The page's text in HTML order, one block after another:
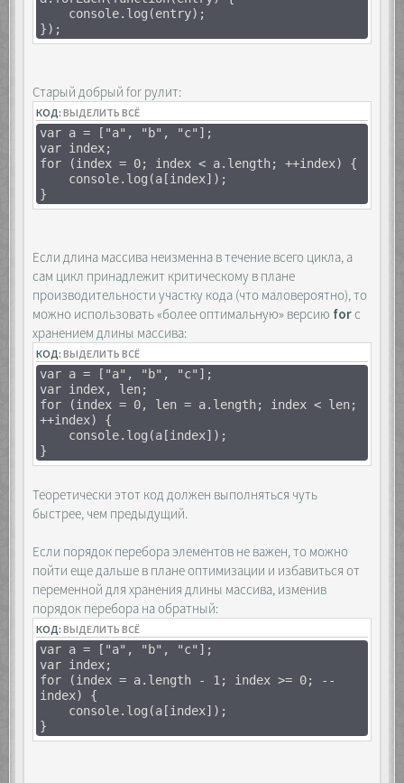
console.log(entry);
});
Старый добрый for рулит:
КОД:ВЫДЕЛИТЬ ВСЁ
var a = ["a", "b", "c"];
var index;
for (index = 0; index < a.length; ++index) {
console.log(a[index]);
}
Если длина массива неизменна в течение всего цикла, а
сам цикл принадлежит критическому в плане
производительности участку кода (что маловероятно), то
можно использовать «более оптимальную» версию forс
хранением длины массива:
КОД:ВЫДЕЛИТЬ ВСЁ
var a = ["a", "b", "c"];
var index, len;
for (index = 0, len = a.length; index < len;
++index) {
console.log(a[index]);
}
Теоретически этот код должен выполняться чуть
быстрее, чем предыдущий.
Если порядок перебора элементов не важен, то можно
пойти еще дальше в плане оптимизации и избавиться от
переменной для хранения длины массива, изменив
порядок перебора на обратный:
КОД:ВЫДЕЛИТЬ ВСЁ
var a = ["a", "b", "c"];
var index;
for (index = a.length - 1; index >= 0; --
index) {
console.log(a[index]);
}